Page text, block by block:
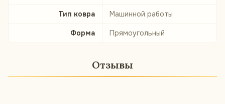
Тип ковра Машинной работы
Форма Прямоугольный
Отзывы